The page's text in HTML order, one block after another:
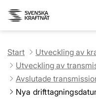
Start
Utveckling av
Utveckling av
Avslutade
Nya